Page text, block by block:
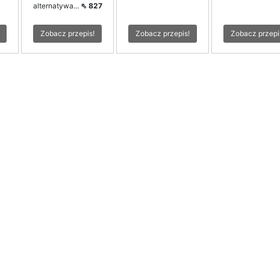
alternatywa... ⇖ 827
Zobacz przepis! Zobacz przepis! Zobacz